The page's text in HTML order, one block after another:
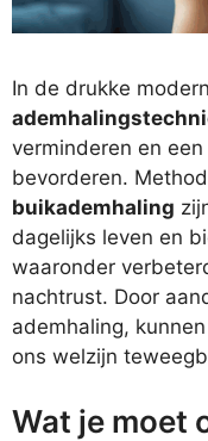
In de drukke
verminderen en
bevorderen.
buikademhaling
dagelijks leven en
waaronder
nachtrust. Door
ademhaling,
ons welzijn
Wat je moet